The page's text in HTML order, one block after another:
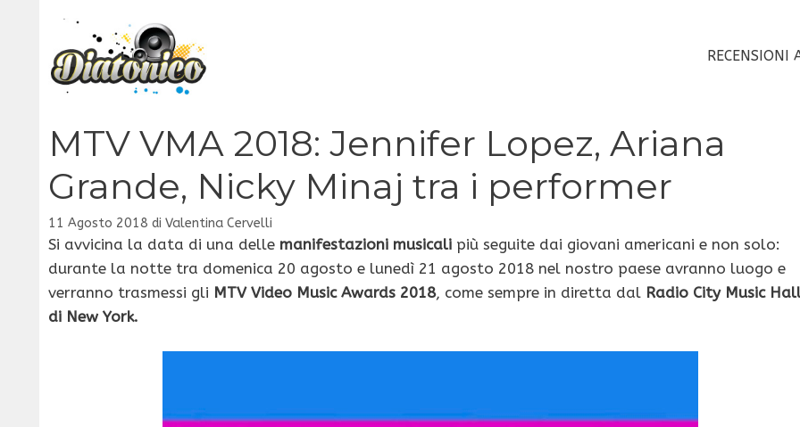
contenuto
RECENSIONI
MTV VMA 2018: Jennifer Lopez, Ariana
Grande, Nicky Minaj tra i performer
11 Agosto 2018 di Valentina Cervelli
Si avvicina la data di una delle manifestazioni musicali più seguite dai giovani americani e non solo:
durante la notte tra domenica 20 agosto e lunedì 21 agosto 2018 nel nostro paese avranno luogo e
verranno trasmessi gli MTV Video Music Awards 2018, come sempre in diretta dal Radio City Music
di New York.